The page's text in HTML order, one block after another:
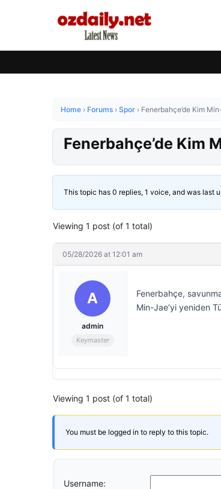
Home › Forums › Spor › Fenerbahçe’de Kim
Fenerbahçe’de Kim
This topic has 0 replies, 1 voice, and was last
Viewing 1 post (of 1 total)
05/28/2026 at 12:01 am
A
admin
Keymaster
Fenerbahçe,
Min-Jae’yi yeniden
Viewing 1 post (of 1 total)
You must be logged in to reply to this topic.
Username: